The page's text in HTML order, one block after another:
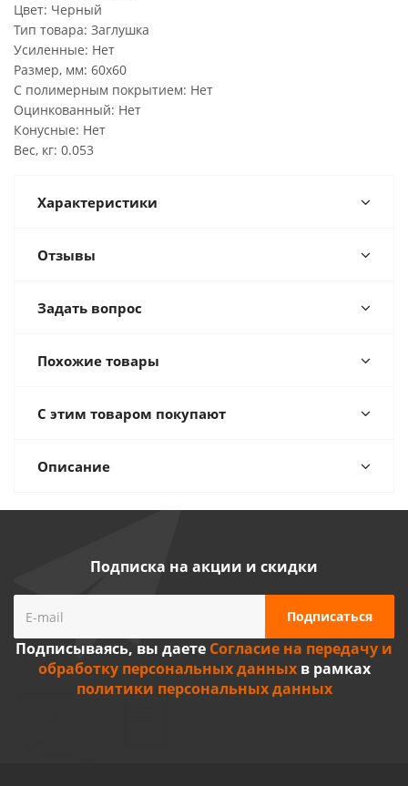
Цвет: Черный
Тип товара: Заглушка
Усиленные: Нет
Размер, мм: 60х60
С полимерным покрытием: Нет
Оцинкованный: Нет
Конусные: Нет
Вес, кг: 0.053
Характеристики
Отзывы
Задать вопрос
Похожие товары
С этим товаром покупают
Описание
Подписка на акции и скидки
Подписываясь, вы даете Согласие на передачу и
обработку персональных данныхв рамках
политики персональных данных